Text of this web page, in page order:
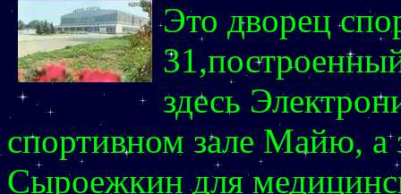
Это дворец
здесь
спортивном зале Майю, а
Сыроежкин для